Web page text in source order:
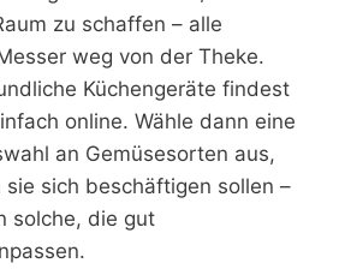
zu schaffen – alle
weg von der Theke.
Küchengeräte findest
online. Wähle dann eine
an Gemüsesorten aus,
sie sich beschäftigen sollen –
solche, die gut